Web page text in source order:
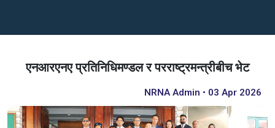
एनआरएनए प्रतिनिधिमण्डल र परराष्ट्रमन्त्रीबीच भेट
NRNA Admin • 03 Apr 2026